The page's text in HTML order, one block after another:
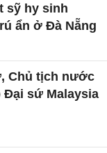
sỹ hy sinh
ẩn ở Đà Nẵng
Chủ tịch nước
Đại sứ Malaysia